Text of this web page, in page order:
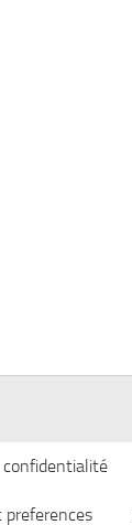
confidentialité